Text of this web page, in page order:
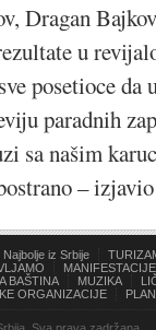
Dragan
u
posetioce da
paradnih
sa našim
–
Najbolje iz Srbije
MANIFESTACIJE
BAŠTINA
MUZIKA
ORGANIZACIJE